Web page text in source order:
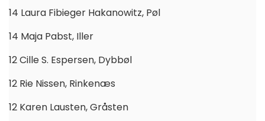
14 Laura Fibieger Hakanowitz, Pøl
14 Maja Pabst, Iller
12 Cille S. Espersen, Dybbøl
12 Rie Nissen, Rinkenæs
12 Karen Lausten, Gråsten